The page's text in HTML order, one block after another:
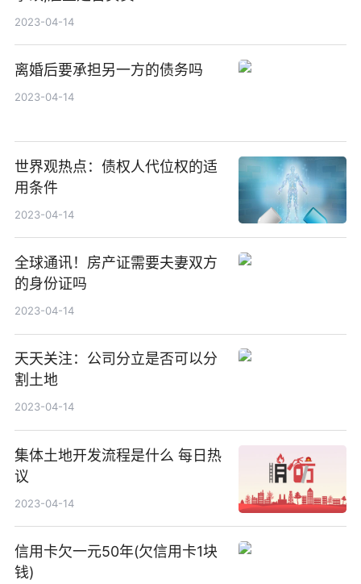
2023-04-14
离婚后要承担另一方的债务吗
2023-04-14
世界观热点：债权人代位权的适
用条件
2023-04-14
全球通讯！房产证需要夫妻双方
的身份证吗
2023-04-14
天天关注：公司分立是否可以分
割土地
2023-04-14
集体土地开发流程是什么 每日热
议
2023-04-14
信用卡欠一元50年(欠信用卡1块
钱)